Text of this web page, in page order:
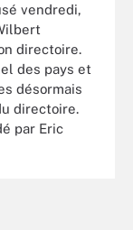
vendredi,
directoire.
des pays et
désormais
directoire.
par Eric